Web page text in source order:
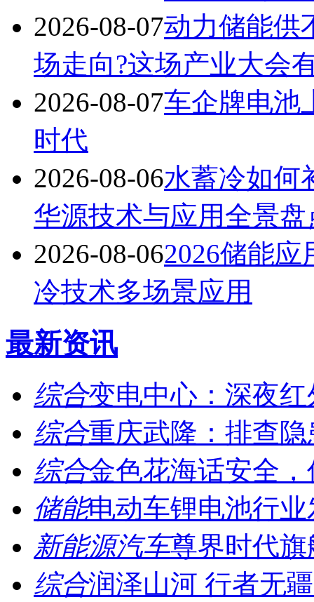
2026-08-07动力储能供
场走向?这场产业大会
2026-08-07车企牌电池
时代
2026-08-06水蓄冷如何
华源技术与应用全景盘
2026-08-062026储能
冷技术多场景应用
最新资讯
综合变电中心：深夜红
综合重庆武隆：排查
综合金色花海话安全
储能电动车锂电池行
新能源汽车尊界时代
综合润泽山河 行者无